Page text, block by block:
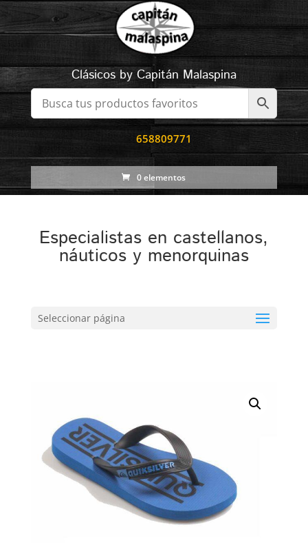
Clásicos by Capitán Malaspina
658809771
0 elementos
Especialistas en castellanos,
náuticos y menorquinas
Seleccionar página